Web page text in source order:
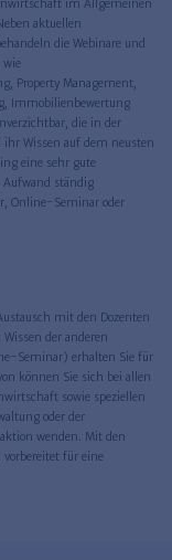
im Allgemeinen
aktuellen
die Webinare und
wie
Property Management,
Immobilienbewertung
die in der
Wissen auf dem neusten
eine sehr gute
ständig
Online-Seminar oder
mit den Dozenten
der anderen
Seminar) erhalten Sie für
können Sie sich bei allen
sowie speziellen
oder der
wenden. Mit den
für eine